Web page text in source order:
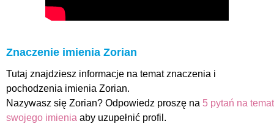
Znaczenie imienia Zorian
Tutaj znajdziesz informacje na temat znaczenia i
pochodzenia imienia Zorian.
Nazywasz się Zorian? Odpowiedz proszę na 5 pytań na temat
swojego imienia aby uzupełnić profil.